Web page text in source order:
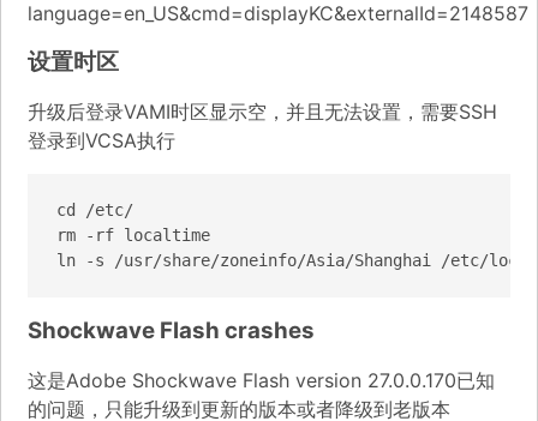
language=en_US&cmd=displayKC&externalId=2148587
设置时区
升级后登录VAMI时区显示空，并且无法设置，需要SSH
登录到VCSA执行
cd /etc/
rm -rf localtime
ln -s /usr/share/zoneinfo/Asia/Shanghai /etc/
Shockwave Flash crashes
这是Adobe Shockwave Flash version 27.0.0.170已知
的问题，只能升级到更新的版本或者降级到老版本